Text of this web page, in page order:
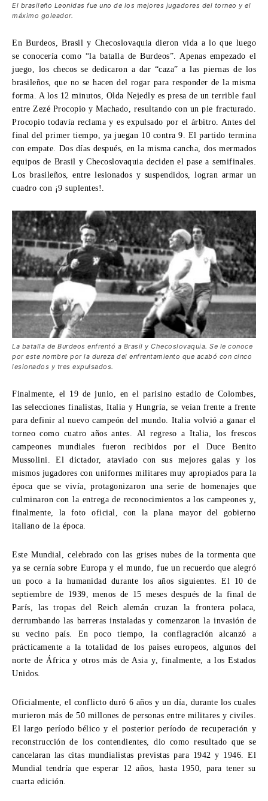
El brasileño Leonidas fue uno de los mejores jugadores del torneo y el
máximo goleador.
En Burdeos, Brasil y Checoslovaquia dieron vida a lo que luego
se conocería como “la batalla de Burdeos”. Apenas empezado el
juego, los checos se dedicaron a dar “caza” a las piernas de los
brasileños, que no se hacen del rogar para responder de la misma
forma. A los 12 minutos, Olda Nejedly es presa de un terrible faul
entre Zezé Procopio y Machado, resultando con un pie fracturado.
Procopio todavía reclama y es expulsado por el árbitro. Antes del
final del primer tiempo, ya juegan 10 contra 9. El partido termina
con empate. Dos días después, en la misma cancha, dos mermados
equipos de Brasil y Checoslovaquia deciden el pase a semifinales.
Los brasileños, entre lesionados y suspendidos, logran armar un
cuadro con ¡9 suplentes!.
La batalla de Burdeos enfrentó a Brasil y Checoslovaquia. Se le conoce
por este nombre por la dureza del enfrentamiento que acabó con cinco
lesionados y tres expulsados.
Finalmente, el 19 de junio, en el parisino estadio de Colombes,
las selecciones finalistas, Italia y Hungría, se veían frente a frente
para definir al nuevo campeón del mundo. Italia volvió a ganar el
torneo como cuatro años antes. Al regreso a Italia, los frescos
campeones mundiales fueron recibidos por el Duce Benito
Mussolini. El dictador, ataviado con sus mejores galas y los
mismos jugadores con uniformes militares muy apropiados para la
época que se vivía, protagonizaron una serie de homenajes que
culminaron con la entrega de reconocimientos a los campeones y,
finalmente, la foto oficial, con la plana mayor del gobierno
italiano de la época.
Este Mundial, celebrado con las grises nubes de la tormenta que
ya se cernía sobre Europa y el mundo, fue un recuerdo que alegró
un poco a la humanidad durante los años siguientes. El 10 de
septiembre de 1939, menos de 15 meses después de la final de
París, las tropas del Reich alemán cruzan la frontera polaca,
derrumbando las barreras instaladas y comenzaron la invasión de
su vecino país. En poco tiempo, la conflagración alcanzó a
prácticamente a la totalidad de los países europeos, algunos del
norte de África y otros más de Asia y, finalmente, a los Estados
Unidos.
Oficialmente, el conflicto duró 6 años y un día, durante los cuales
murieron más de 50 millones de personas entre militares y civiles.
El largo período bélico y el posterior período de recuperación y
reconstrucción de los contendientes, dio como resultado que se
cancelaran las citas mundialistas previstas para 1942 y 1946. El
Mundial tendría que esperar 12 años, hasta 1950, para tener su
cuarta edición.